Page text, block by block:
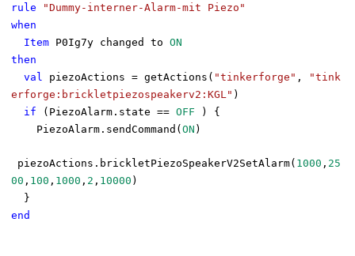
rule
"Dummy-interner-Alarm-mit Piezo"
when
Item P0Ig7y changed to ON
then
val
piezoActions = getActions( "tinkerforge" ,
"tink
erforge:brickletpiezospeakerv2:KGL" )
if (PiezoAlarm.state == OFF ) {
PiezoAlarm.sendCommand( ON )
piezoActions.brickletPiezoSpeakerV2SetAlarm( 1000 , 25
00 , 100 , 1000 , 2 , 10000 )
}
end